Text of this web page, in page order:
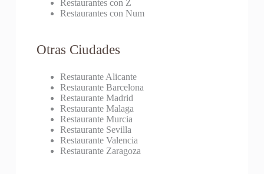
Restaurantes con Z
Restaurantes con Num
Otras Ciudades
Restaurante Alicante
Restaurante Barcelona
Restaurante Madrid
Restaurante Malaga
Restaurante Murcia
Restaurante Sevilla
Restaurante Valencia
Restaurante Zaragoza